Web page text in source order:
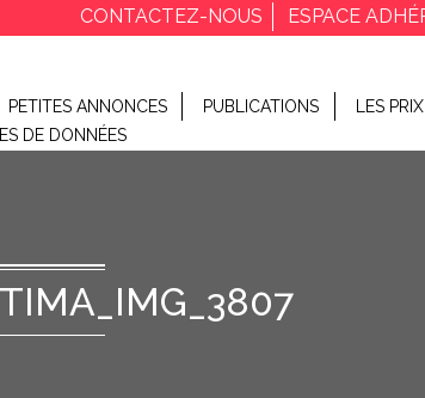
CONTACTEZ-NOUS ESPACE
PETITES ANNONCES PUBLICATIONS
LES PRIX
DE DONNÉES